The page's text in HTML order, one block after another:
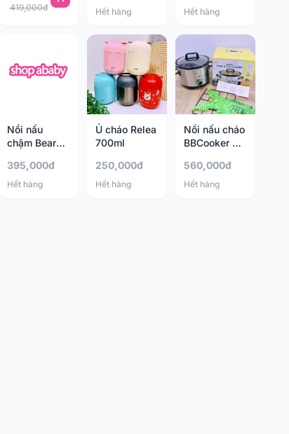
419,000đ Hết hàng Hết hàng
Nồi nấu
chậm Bear
395,000đ
Hết hàng
Ủ cháo Relea
700ml
250,000đ
Hết hàng
Nồi nấu cháo
BBCooker 2,5
560,000đ
Hết hàng